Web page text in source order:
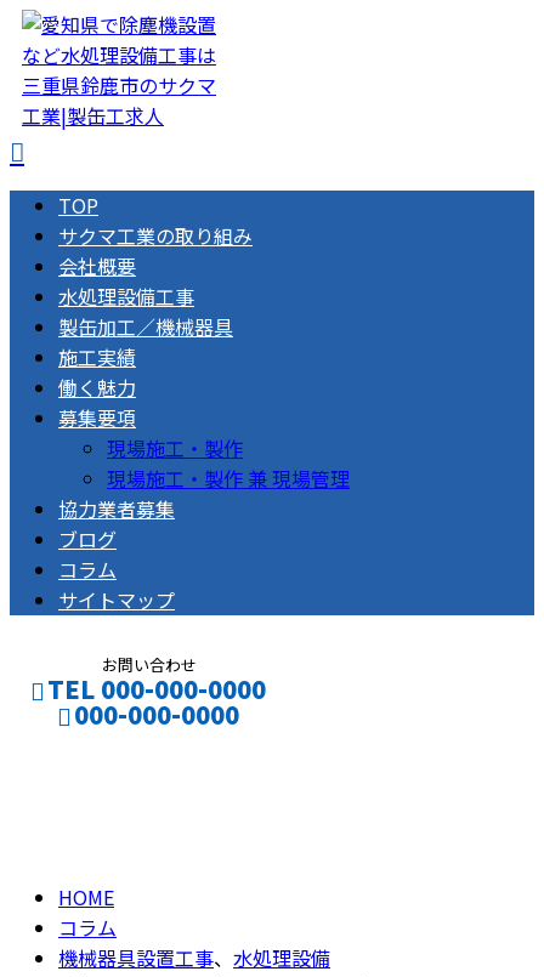
TOP
サクマ工業の取り組み
会社概要
水処理設備工事
製缶加工／機械器具
施工実績
働く魅力
募集要項
現場施工・製作
現場施工・製作 兼 現場管理
協力業者募集
ブログ
コラム
サイトマップ
お問い合わせ
TEL 000-000-0000
000-000-0000
HOME
コラム
機械器具設置工事、 水処理設備